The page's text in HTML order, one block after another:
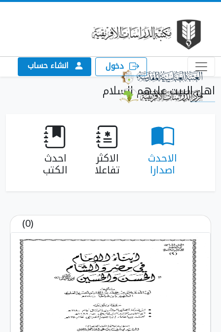
دخول انشاء حساب
اهل البيت عليهم السلام
الاحدث
اصدارا
الاكثر
تفاعلا
احدث
الكتب
(0)